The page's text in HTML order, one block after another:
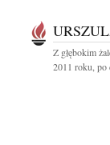
Z głębokim
2011 roku, po